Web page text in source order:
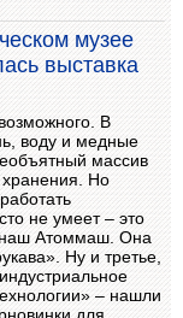
музее
выставка
В
воду и медные
массив
Но
не умеет – это
наш Атоммаш. Она
Ну и третье,
– нашли